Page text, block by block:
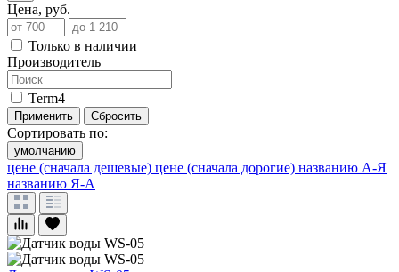
Цена, руб.
Только в наличии
Производитель
Term4
Применить Сбросить
Сортировать по:
умолчанию
цене (сначала дешевые) цене (сначала дорогие) названию А-Я
названию Я-А